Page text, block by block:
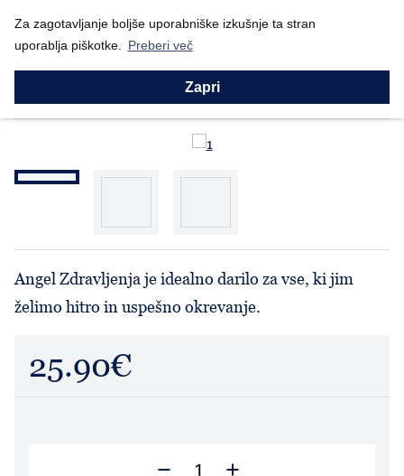
Za zagotavljanje boljše uporabniške izkušnje ta stran
uporablja piškotke.
Preberi več
Zapri
Nazaj
Domov Prodajni program Willow Tree Angel zdravljenja (2...
Angel zdravljenja (26020)
Angel Zdravljenja je idealno darilo za vse, ki jim
želimo hitro in uspešno okrevanje.
25.90€